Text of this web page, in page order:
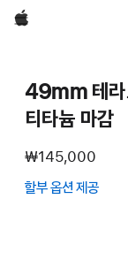
Apple
49mm 테라
티타늄 마감
₩145,000
할부 옵션 제공